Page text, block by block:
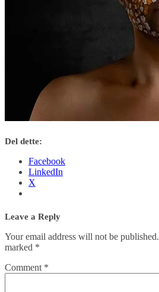
Del dette:
Facebook
LinkedIn
X
Leave a Reply
Your email address will not be published.
marked *
Comment *